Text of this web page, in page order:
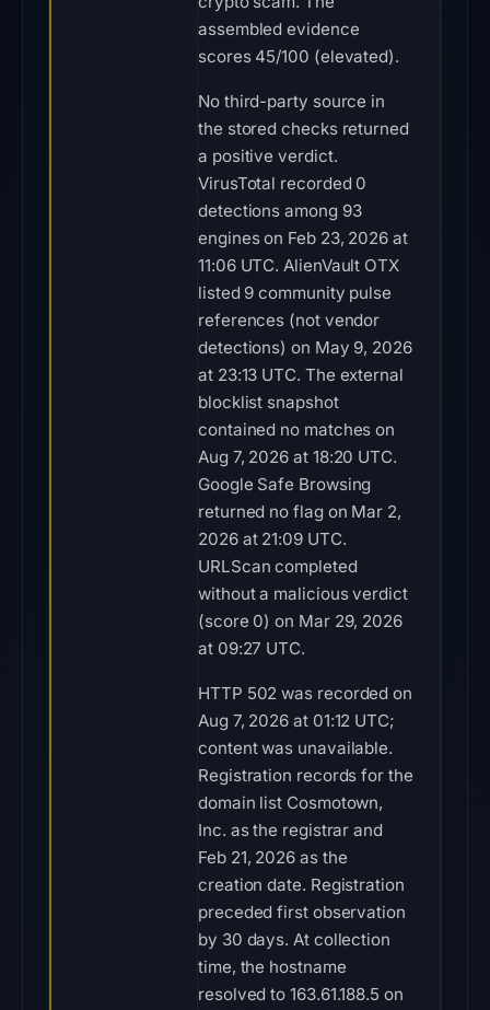
assembled evidence
scores 45/100 (elevated).
No third-party source in
the stored checks returned
a positive verdict.
VirusTotal recorded 0
detections among 93
engines on Feb 23, 2026 at
11:06 UTC. AlienVault OTX
listed 9 community pulse
references (not vendor
detections) on May 9, 2026
at 23:13 UTC. The external
blocklist snapshot
contained no matches on
Aug 7, 2026 at 18:20 UTC.
Google Safe Browsing
returned no flag on Mar 2,
2026 at 21:09 UTC.
URLScan completed
without a malicious verdict
(score 0) on Mar 29, 2026
at 09:27 UTC.
HTTP 502 was recorded on
Aug 7, 2026 at 01:12 UTC;
content was unavailable.
Registration records for the
domain list Cosmotown,
Inc. as the registrar and
Feb 21, 2026 as the
creation date. Registration
preceded first observation
by 30 days. At collection
time, the hostname
resolved to 163.61.188.5 on